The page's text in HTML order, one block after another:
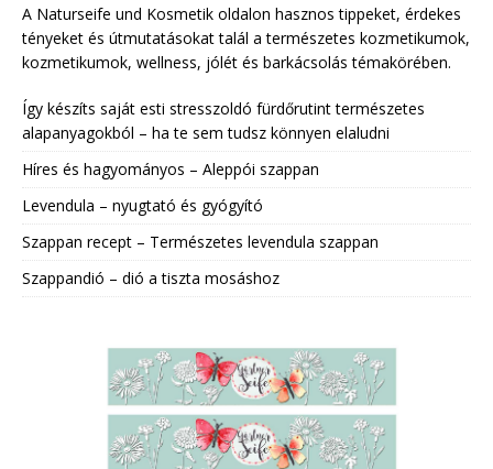
A Naturseife und Kosmetik oldalon hasznos tippeket, érdekes
tényeket és útmutatásokat talál a természetes kozmetikumok,
kozmetikumok, wellness, jólét és barkácsolás témakörében.
Így készíts saját esti stresszoldó fürdőrutint természetes
alapanyagokból – ha te sem tudsz könnyen elaludni
Híres és hagyományos – Aleppói szappan
Levendula – nyugtató és gyógyító
Szappan recept – Természetes levendula szappan
Szappandió – dió a tiszta mosáshoz